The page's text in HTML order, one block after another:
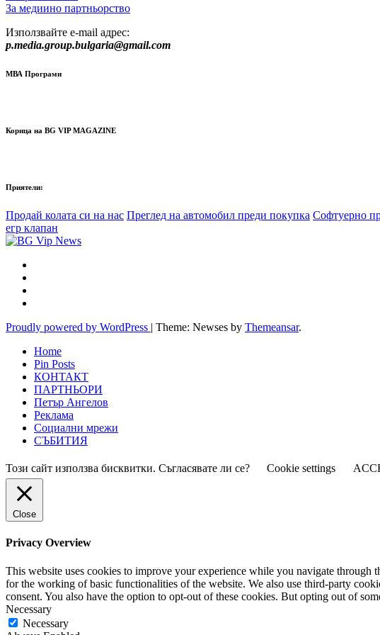
За медиино партньорство
Използвайте e-mail адрес:
p.media.group.bulgaria@gmail.com
МВА Програми
Корица на BG VIP MAGAZINE
Приятели:
Продай колата си на нас Преглед на автомобил преди покупка Софтуерно
егр клапан
Proudly powered by WordPress | Theme: Newses by Themeansar.
Home
Pin Posts
КОНТАКТ
ПАРТНЬОРИ
Петър Ангелов
Реклама
Социални мрежи
СЪБИТИЯ
Този сайт използва бисквитки. Съгласявате ли се? Cookie settings
Close
Privacy Overview
This website uses cookies to improve your experience while you navigate through
for the working of basic functionalities of the website. We also use third-party
consent. You also have the option to opt-out of these cookies. But opting out of
Necessary
Necessary